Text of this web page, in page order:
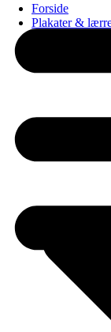
Forside
Plakater &